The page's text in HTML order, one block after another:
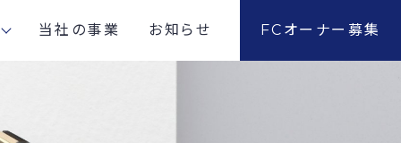
当社の事業 お知らせ FCオーナー募集